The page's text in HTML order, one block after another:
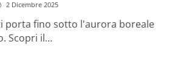
2 Dicembre 2025
porta fino sotto l'aurora boreale
Scopri il…